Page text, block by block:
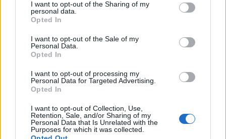
I want to opt-out of the Sharing of my
personal data.
Opted In
I want to opt-out of the Sale of my
Personal Data.
Opted In
I want to opt-out of processing my
Personal Data for Targeted Advertising.
Opted In
I want to opt-out of Collection, Use,
Retention, Sale, and/or Sharing of my
Personal Data that Is Unrelated with the
Purposes for which it was collected.
40 ans, en 1986.
Coffieannoncées à la télévision pour le
moment. Nous mettrons cette page à jour dès
que ce sera le cas.
Pour suivre l'
à vous rendre chez notre partenaire
RezoSport.com qui sélectionne l'actu boxe issue
des meilleurs médias, et propose également les